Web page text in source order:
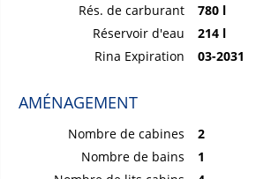
Rés. de carburant
780 l
Réservoir d'eau
214 l
Rina Expiration
03-2031
AMÉNAGEMENT
Nombre de cabines
2
Nombre de bains
1